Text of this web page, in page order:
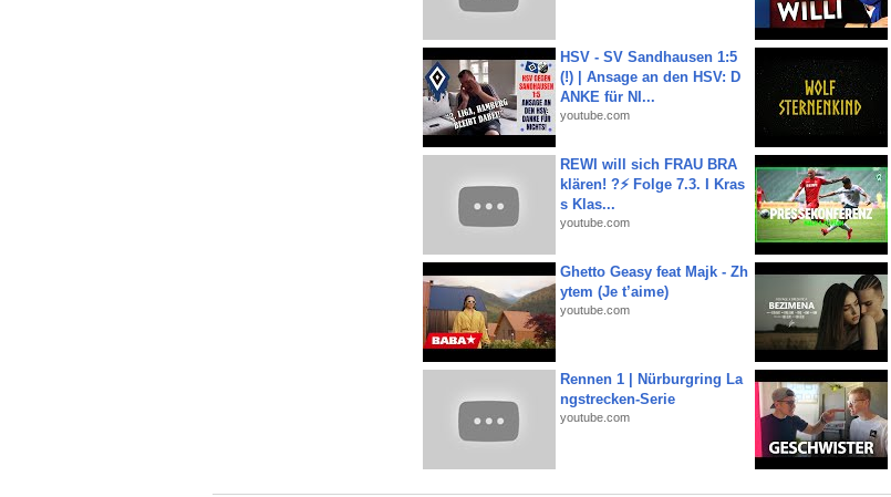
HSV - SV Sandhausen 1:5
(!) | Ansage an den HSV: D
ANKE für NI...
youtube.com
REWI will sich FRAU BRA
klären! ?⚡️ Folge 7.3. I Kras
s Klas...
youtube.com
Ghetto Geasy feat Majk - Zh
ytem (Je t’aime)
youtube.com
Rennen 1 | Nürburgring La
ngstrecken-Serie
youtube.com